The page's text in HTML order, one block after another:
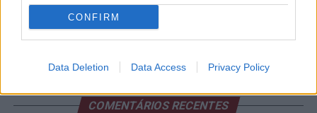
CONFIRM
Data Deletion Data Access Privacy Policy
Covilhã: Especialista aponta investimento estrangeiro e
Beira Interior
COMENTÁRIOS RECENTES